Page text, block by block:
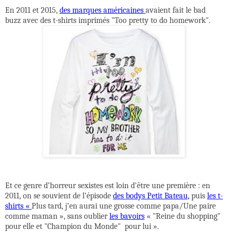
En 2011 et 2015, des marques américaines avaient fait le bad
buzz avec des t-shirts imprimés "Too pretty to do homework".
Et ce genre d’horreur sexistes est loin d’être une première : en
2011, on se souvient de l’épisode des bodys Petit Bateau, puis les t-
shirts « Plus tard, j’en aurai une grosse comme papa/Une paire
comme maman », sans oublierles bavoirs « "Reine du shopping"
pour elle et "Champion du Monde" pour lui ».